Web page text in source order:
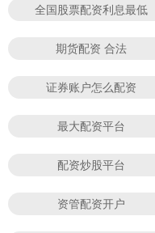
全国股票配资利息最低
期货配资 合法
证券账户怎么配资
最大配资平台
配资炒股平台
资管配资开户